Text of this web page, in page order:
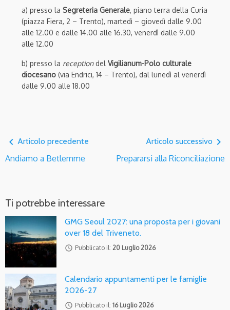
a) presso la Segreteria Generale, piano terra della Curia
(piazza Fiera, 2 – Trento), martedì – giovedì dalle 9.00
alle 12.00 e dalle 14.00 alle 16.30, venerdì dalle 9.00
alle 12.00
b) presso la receptiondel Vigilianum-Polo culturale
diocesano (via Endrici, 14 – Trento), dal lunedì al venerdì
dalle 9.00 alle 18.00
navigate_before Articolo precedente
Andiamo a Betlemme
Articolo successivo navigate_next
Prepararsi alla Riconciliazione
Ti potrebbe interessare
GMG Seoul 2027: una proposta per i giovani
over 18 del Triveneto.
access_time Pubblicato il: 20 Luglio 2026
Calendario appuntamenti per le famiglie
2026-27
access_time Pubblicato il: 16 Luglio 2026